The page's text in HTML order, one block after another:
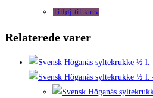
Tilføj til kurv
Relaterede varer